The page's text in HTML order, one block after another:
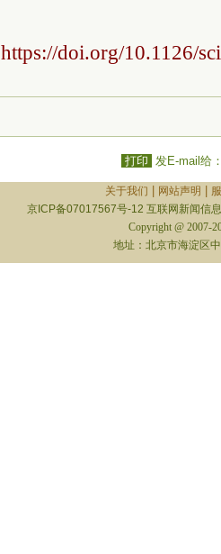
https://doi.org/10.1126/
打印 发E-mail给
关于我们 网站声明
京ICP备07017567号-12 互联网新闻信
Copyright @ 2007-
地址：北京市海淀区